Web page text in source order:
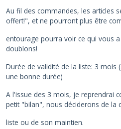
Au fil des commandes, les articles
offert!", et ne pourront plus être
entourage pourra voir ce qui vous
doublons!
Durée de validité de la liste: 3 mois
une bonne durée)
A l'issue des 3 mois, je reprendrai
petit "bilan", nous déciderons de la
liste ou de son maintien.